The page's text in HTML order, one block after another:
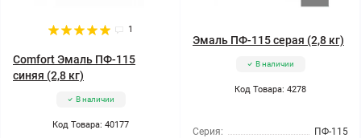
1
Comfort Эмаль ПФ-115
синяя (2,8 кг)
В наличии
Код Товара: 40177
Эмаль ПФ-115 серая (2,8 кг)
В наличии
Код Товара: 4278
Серия:
ПФ-115